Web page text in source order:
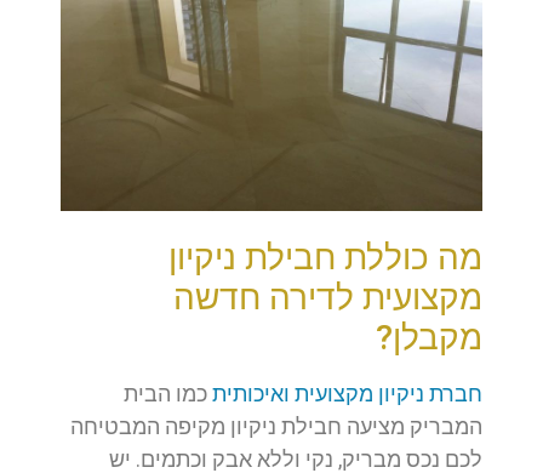
מה כוללת חבילת ניקיון
מקצועית לדירה חדשה
מקבלן?
חברת ניקיון מקצועית ואיכותיתכמו הבית
המבריק מציעה חבילת ניקיון מקיפה המבטיחה
לכם נכס מבריק, נקי וללא אבק וכתמים. יש